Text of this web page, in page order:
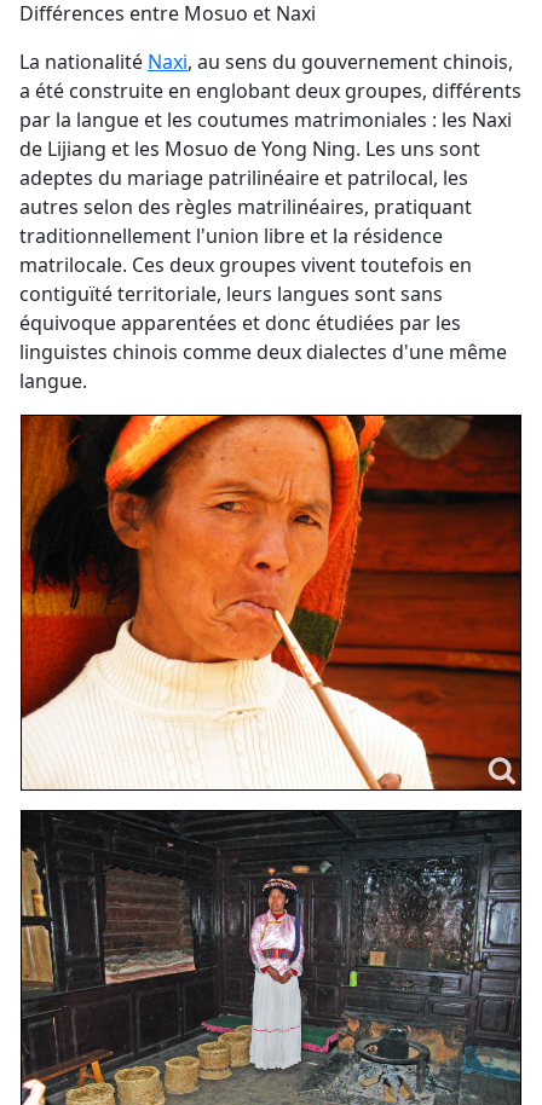
Différences entre Mosuo et Naxi
La nationalité Naxi, au sens du gouvernement chinois,
a été construite en englobant deux groupes, différents
par la langue et les coutumes matrimoniales : les Naxi
de Lijiang et les Mosuo de Yong Ning. Les uns sont
adeptes du mariage patrilinéaire et patrilocal, les
autres selon des règles matrilinéaires, pratiquant
traditionnellement l'union libre et la résidence
matrilocale. Ces deux groupes vivent toutefois en
contiguïté territoriale, leurs langues sont sans
équivoque apparentées et donc étudiées par les
linguistes chinois comme deux dialectes d'une même
langue.